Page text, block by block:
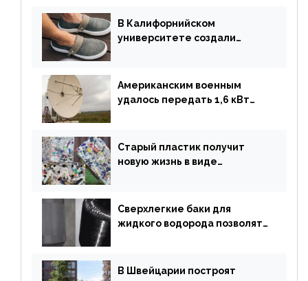
В Калифорнийском
университете создали
Американским военным
удалось передать 1,6 кВт
Старый пластик получит
новую жизнь в виде
Сверхлегкие баки для
жидкого водорода позволят
В Швейцарии построят